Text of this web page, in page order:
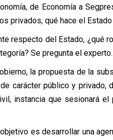
de Economía a
privados, qué hace el
respecto del Estado, ¿qué
Se pregunta el experto.
la propuesta de la
carácter público y privado,
instancia que sesionará
es desarrollar una